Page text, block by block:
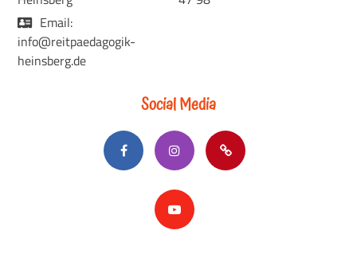
Email:
info@reitpaedagogik-
heinsberg.de
Social Media